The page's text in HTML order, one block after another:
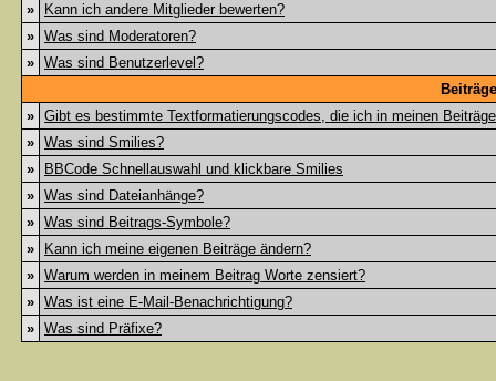
»
Kann ich andere Mitglieder bewerten?
» Was sind Moderatoren?
» Was sind Benutzerlevel?
» Gibt es bestimmte Textformatierungscodes, die ich in meinen
» Was sind Smilies?
»
BBCode Schnellauswahl und klickbare Smilies
» Was sind Dateianhänge?
» Was sind Beitrags-Symbole?
»
Kann ich meine eigenen Beiträge ändern?
» Warum werden in meinem Beitrag Worte zensiert?
» Was ist eine E-Mail-Benachrichtigung?
» Was sind Präfixe?